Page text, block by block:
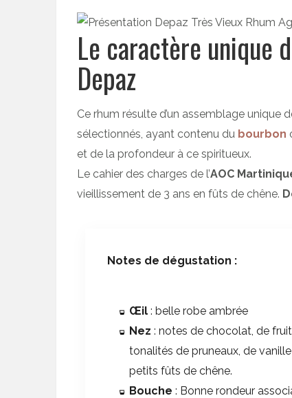
Le caractère unique
Depaz
Ce rhum résulte d’un assemblage unique
sélectionnés, ayant contenu du bourbon
et de la profondeur à ce spiritueux.
Le cahier des charges de l’AOC
vieillissement de 3 ans en fûts de chêne.
Notes de dégustation :
Œil : belle robe ambrée
Nez : notes de chocolat, de
tonalités de pruneaux, de
petits fûts de chêne.
Bouche : Bonne rondeur